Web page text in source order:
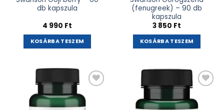
db kapszula
4 990 Ft
KOSÁRBA TESZEM
(fenugreek) – 90 db
kapszula
3 850 Ft
KOSÁRBA TESZEM
Kívánságlistához
adás
adás